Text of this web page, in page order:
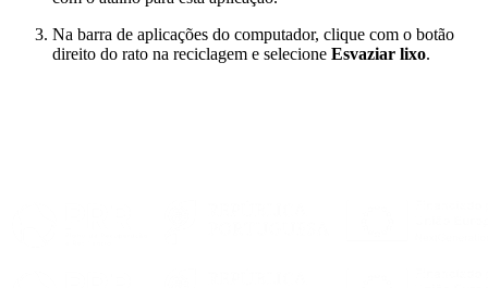
Na barra de aplicações do computador, clique com o botão
direito do rato na reciclagem e selecione Esvaziar lixo.